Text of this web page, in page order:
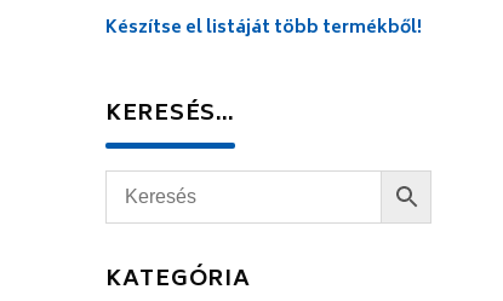
Készítse el listáját több termékből!
KERESÉS…
KATEGÓRIA